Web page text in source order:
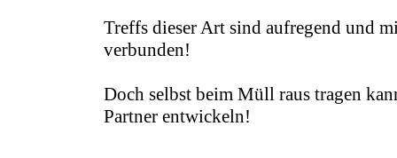
Treffs dieser Art sind aufregend und
verbunden!
Doch selbst beim Müll raus tragen
Partner entwickeln!